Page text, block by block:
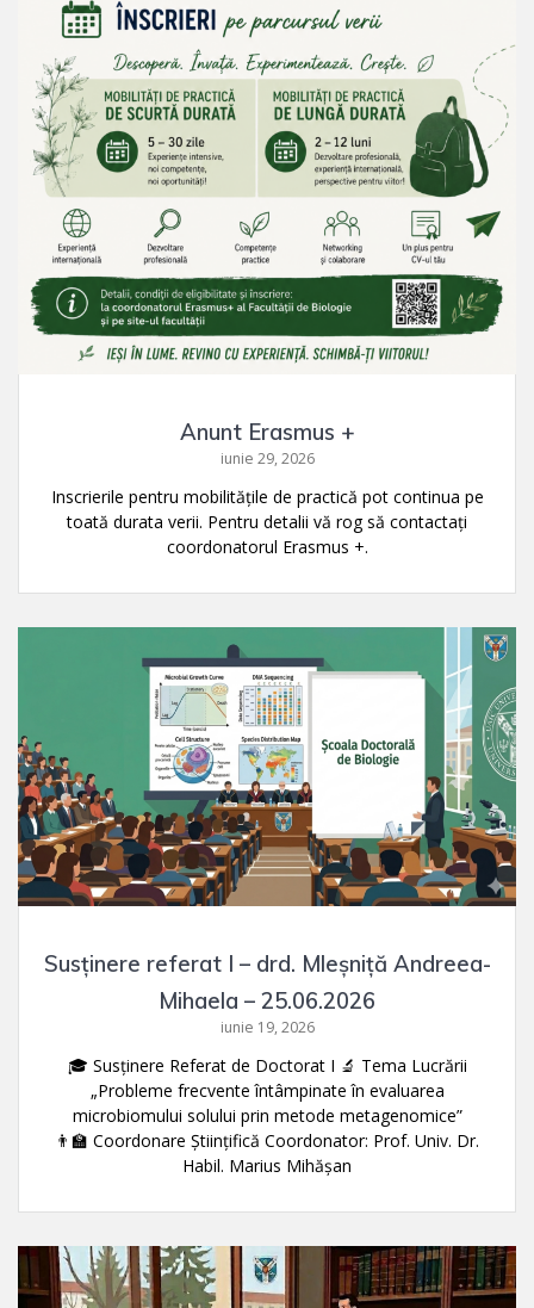
Anunt Erasmus +
iunie 29, 2026
Inscrierile pentru mobilitățile de practică pot continua pe
toată durata verii. Pentru detalii vă rog să contactați
coordonatorul Erasmus +.
Susținere referat I – drd. Mleșniță Andreea-
Mihaela – 25.06.2026
iunie 19, 2026
🎓 Susținere Referat de Doctorat I 🔬 Tema Lucrării
„Probleme frecvente întâmpinate în evaluarea
microbiomului solului prin metode metagenomice”
👨‍🏫 Coordonare Științifică Coordonator: Prof. Univ. Dr.
Habil. Marius Mihășan